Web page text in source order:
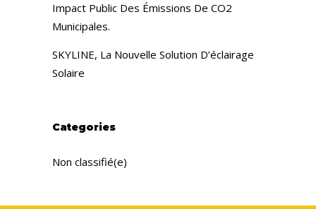
Impact Public Des Émissions De CO2
Municipales.
SKYLINE, La Nouvelle Solution D’éclairage
Solaire
Categories
Non classifié(e)